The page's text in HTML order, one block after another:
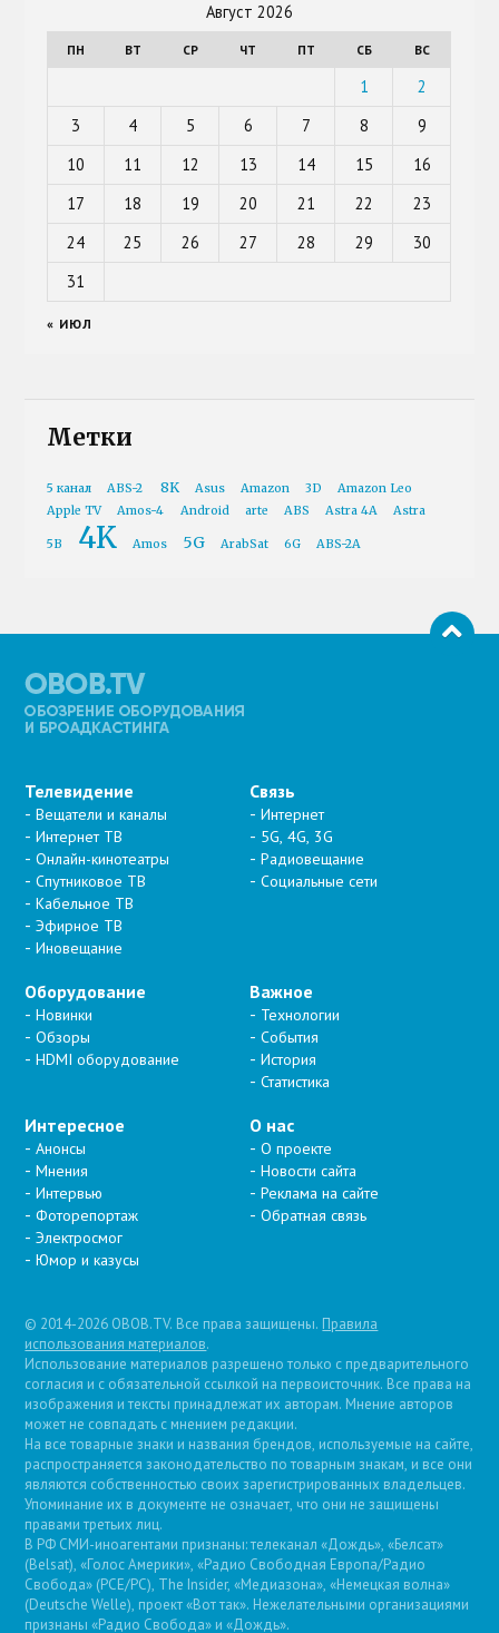
Август 2026
ПН ВТ СР ЧТ ПТ СБ ВС
1
2
3
4 5 6 7 8
9
10
11 12 13 14 15
16
17
18 19 20 21 22
23
24
25 26 27 28 29
30
31
« ИЮЛ
Метки
5 канал ABS-2 8K Asus Amazon 3D
Amazon Leo
Apple TV
Amos-4 Android arte ABS Astra 4A Astra
5B 4K Amos 5G ArabSat 6G ABS-2A
Телевидение
Вещатели и каналы
Интернет ТВ
Онлайн-кинотеатры
Спутниковое ТВ
Кабельное ТВ
Эфирное ТВ
Иновещание
Связь
Интернет
5G, 4G, 3G
Радиовещание
Социальные сети
Оборудование
Новинки
Обзоры
HDMI оборудование
Важное
Технологии
События
История
Статистика
Интересное
Анонсы
Мнения
Интервью
Фоторепортаж
Электросмог
Юмор и казусы
О нас
О проекте
Новости сайта
Реклама на сайте
Обратная связь
© 2014-2026 OBOB.TV. Все права защищены. Правила
использования материалов.
Использование материалов разрешено только с предварительного
согласия и с обязательной ссылкой на первоисточник. Все права на
изображения и тексты принадлежат их авторам. Мнение авторов
может не совпадать с мнением редакции.
На все товарные знаки и названия брендов, используемые на сайте,
распространяется законодательство по товарным знакам, и все они
являются собственностью своих зарегистрированных владельцев.
Упоминание их в документе не означает, что они не защищены
правами третьих лиц.
В РФ СМИ-иноагентами признаны: телеканал «Дождь», «Белсат»
(Belsat), «Голос Америки», «Радио Свободная Европа/Радио
Свобода» (PCE/PC), The Insider, «Медиазона», «Немецкая волна»
(Deutsche Welle), проект «Вот так». Нежелательными организациями
признаны «Радио Свобода» и «Дождь».